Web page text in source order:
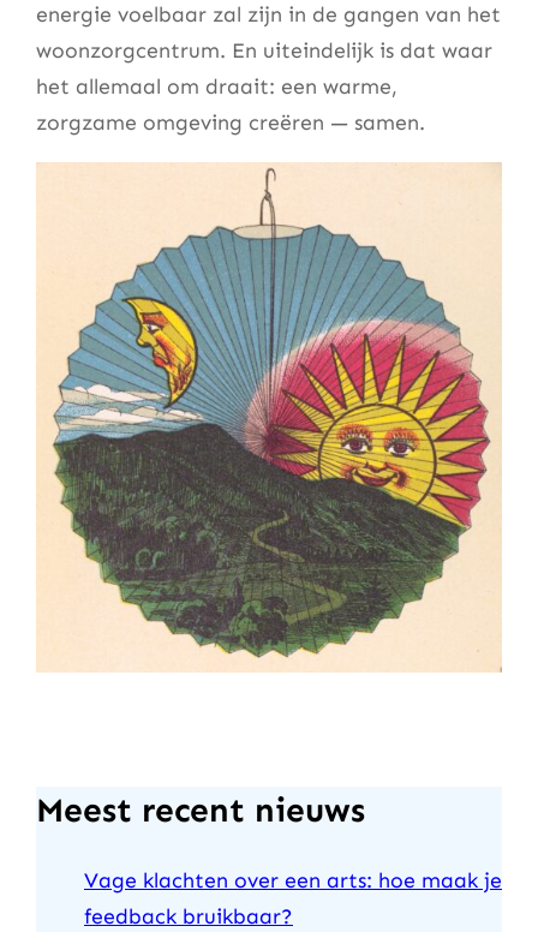
energie voelbaar zal zijn in de gangen van het
woonzorgcentrum. En uiteindelijk is dat waar
het allemaal om draait: een warme,
zorgzame omgeving creëren — samen.
Meest recent nieuws
Vage klachten over een arts: hoe maak je
feedback bruikbaar?